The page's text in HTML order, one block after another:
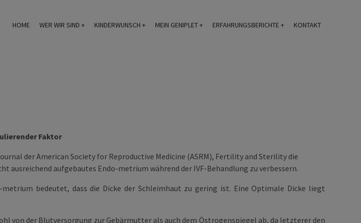
HOME WER WIR SIND KINDERWUNSCH MEIN GENIPLET ERFAHRUNGSBERICHTE KONTAKT
Faktor
derAmerican Society for Reproductive Medicine (ASRM), Fertility and Sterility die
ausreichend aufgebautes Endo-metrium während der IVF-Behandlung zu verbessern.
metrium bedeutet, dass die Dicke der Schleimhaut zu gering ist. Eine Optimale Dicke liegt
von der Blutversorgung zur Gebärmutter als auch dem Östrogenspiegel ab, da letzterer den